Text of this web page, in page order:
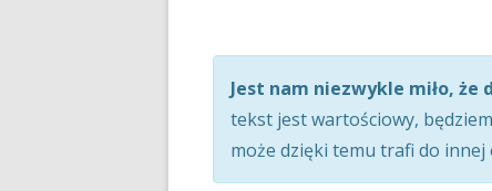
Jest nam niezwykle miło, że
tekst jest wartościowy,
może dzięki temu trafi do